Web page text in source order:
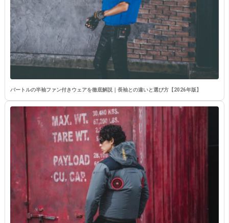
バートルの半袖ファン付きウェアを徹底解説｜長袖との違いと選び方【2026年版】